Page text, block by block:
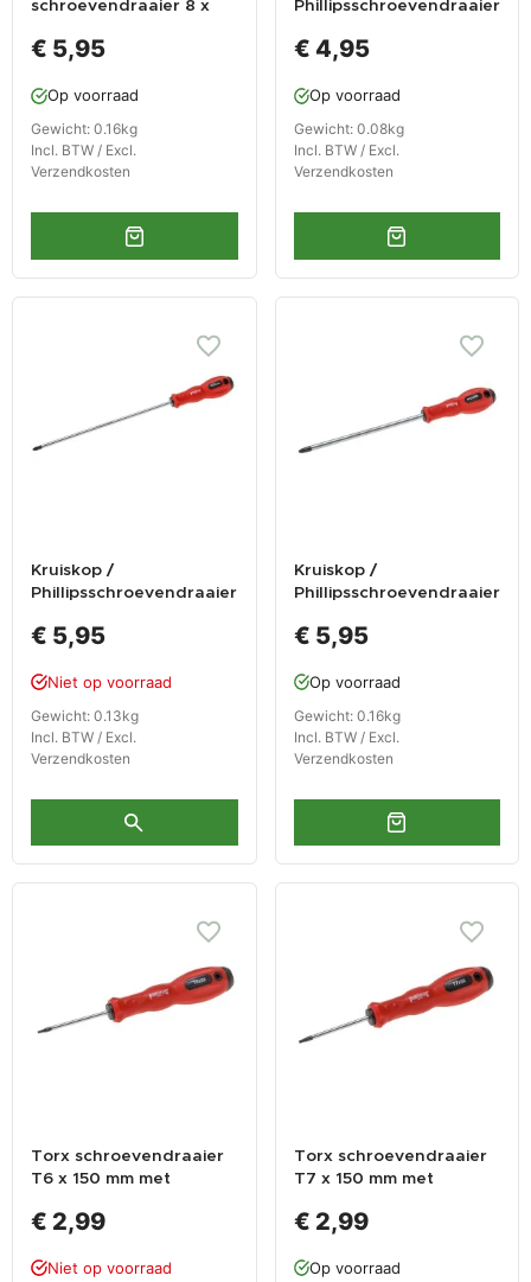
schroevendraaier 8 x
levenslange garantie
€ 5,95
Op voorraad
Gewicht: 0.16kg
Incl. BTW / Excl.
Verzendkosten
Phillipsschroevendraaier
levenslange garantie
€ 4,95
Op voorraad
Gewicht: 0.08kg
Incl. BTW / Excl.
Verzendkosten
Kruiskop /
Phillipsschroevendraaier
levenslange garantie
€ 5,95
Niet op voorraad
Gewicht: 0.13kg
Incl. BTW / Excl.
Verzendkosten
Kruiskop /
Phillipsschroevendraaier
levenslange garantie
€ 5,95
Op voorraad
Gewicht: 0.16kg
Incl. BTW / Excl.
Verzendkosten
Torx schroevendraaier
T6 x 150 mm met
€ 2,99
Niet op voorraad
Torx schroevendraaier
T7 x 150 mm met
€ 2,99
Op voorraad